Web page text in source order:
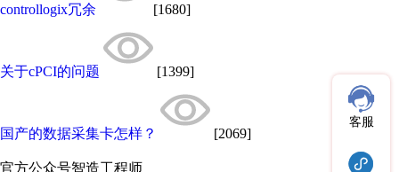
controllogix冗余 [1680]
关于cPCI的问题 [1399]
国产的数据采集卡怎样？ [2069]
官方公众号智造工程师
客服